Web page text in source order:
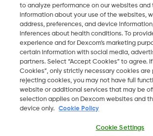
d'autres pays.
LBL-1000444 Rev001
2026 Dexcom, Inc. Tous droits réservés.
to analyze performance on our websites
information about your use of the websites,
address, preferences, and device
inferences about health conditions. To
experience and for Dexcom’s marketing
certain information with social media,
partners. Select “Accept Cookies” to agree.
Cookies”, only strictly necessary cookies are
rejecting cookies, you may not have full
website or additional services that may be
selection applies on Dexcom websites and
device only.
Cookie Policy
Cookie Settings